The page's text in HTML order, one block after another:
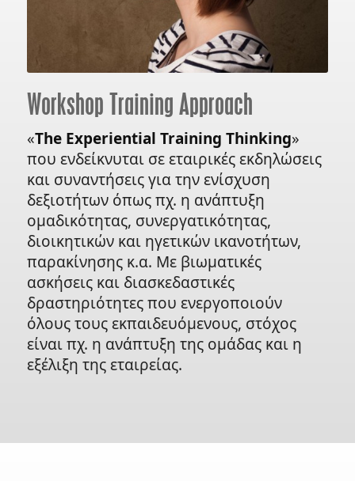
Workshop Training Approach
«The Experiential Training Thinking»
που ενδείκνυται σε εταιρικές εκδηλώσεις
και συναντήσεις για την ενίσχυση
δεξιοτήτων όπως πχ. η ανάπτυξη
ομαδικότητας, συνεργατικότητας,
διοικητικών και ηγετικών ικανοτήτων,
παρακίνησης κ.α. Με βιωματικές
ασκήσεις και διασκεδαστικές
δραστηριότητες που ενεργοποιούν
όλους τους εκπαιδευόμενους, στόχος
είναι πχ. η ανάπτυξη της ομάδας και η
εξέλιξη της εταιρείας.